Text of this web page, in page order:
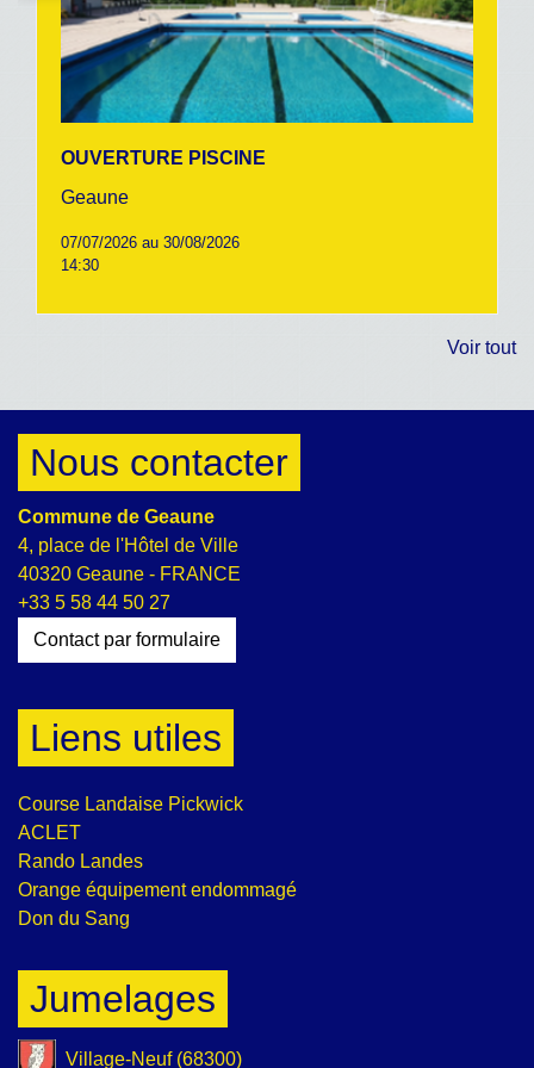
OUVERTURE PISCINE
Geaune
07/07/2026 au 30/08/2026
14:30
Voir tout
Nous contacter
Commune de Geaune
4, place de l'Hôtel de Ville
40320 Geaune - FRANCE
+33 5 58 44 50 27
Contact par formulaire
Liens utiles
Course Landaise Pickwick
ACLET
Rando Landes
Orange équipement endommagé
Don du Sang
Jumelages
Village-Neuf (68300)